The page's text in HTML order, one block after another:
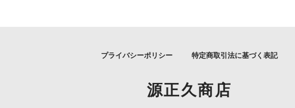
プライバシーポリシー 特定商取引法に基づく表記
源正久商店